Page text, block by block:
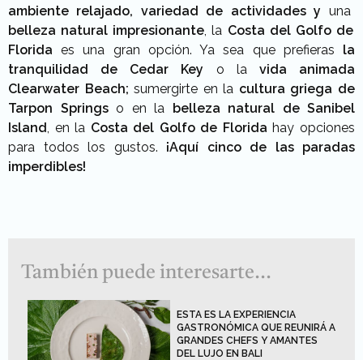
ambiente relajado, variedad de actividades y una
belleza natural impresionante , la Costa del Golfo de
Florida es una gran opción. Ya sea que prefieras la
tranquilidad de Cedar Key o la vida animada
Clearwater Beach; sumergirte en la cultura griega de
Tarpon Springso en la belleza natural de Sanibel
Island , en la Costa del Golfo de Florida hay opciones
para todos los gustos. ¡Aquí cinco de las paradas
imperdibles!
También puede interesarte...
ESTA ES LA EXPERIENCIA
GASTRONÓMICA QUE REUNIRÁ A
GRANDES CHEFS Y AMANTES
DEL LUJO EN BALI